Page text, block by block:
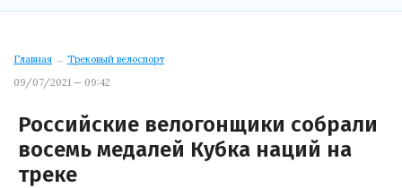
Главная → Трековый велоспорт
09/07/2021 — 09:42
Российские велогонщики собрали
восемь медалей Кубка наций на
треке